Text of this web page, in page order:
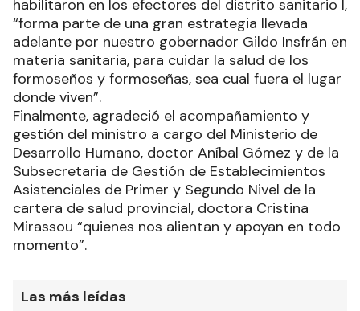
habilitaron en los efectores del distrito sanitario I,
“forma parte de una gran estrategia llevada
adelante por nuestro gobernador Gildo Insfrán en
materia sanitaria, para cuidar la salud de los
formoseños y formoseñas, sea cual fuera el lugar
donde viven”.
Finalmente, agradeció el acompañamiento y
gestión del ministro a cargo del Ministerio de
Desarrollo Humano, doctor Aníbal Gómez y de la
Subsecretaria de Gestión de Establecimientos
Asistenciales de Primer y Segundo Nivel de la
cartera de salud provincial, doctora Cristina
Mirassou “quienes nos alientan y apoyan en todo
momento”.
Las más leídas